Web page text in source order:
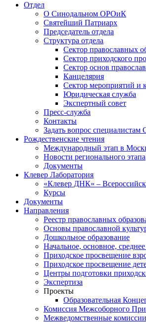
Отдел
О Синодальном ОРОиК
Святейший Патриарх
Председатель отдела
Структура отдела
Сектор православных
Сектор приходского
Сектор основ
Канцелярия
Сектор мероприятий и
Юридическая служба
Экспертный совет
Пресс-служба
Контакты
Задать вопрос
Рождественские чтения
Международный этап в
Новости регионального этапа
Документы
Клевер Лаборатория
«Клевер ДНК» –
Курсы
Документы
Направления
Реестр православных
Основы православной
Дошкольное образование
Начальное, основное,
Приходское просвещение
Приходское просвещение
Центры подготовки
Экспертиза
Проекты
Образовательная
Комиссия Межсоборного
Межведомственные комиссии